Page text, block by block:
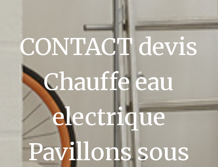
CONTACT devis
Chauffe eau
electrique
Pavillons sous